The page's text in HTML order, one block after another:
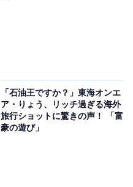
「石油王ですか？」東海オンエ
ア・りょう、リッチ過ぎる海外
旅行ショットに驚きの声！ 「富
豪の遊び」